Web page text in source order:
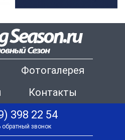
Фотогалерея
Контакты
398 22 54
обратный звонок